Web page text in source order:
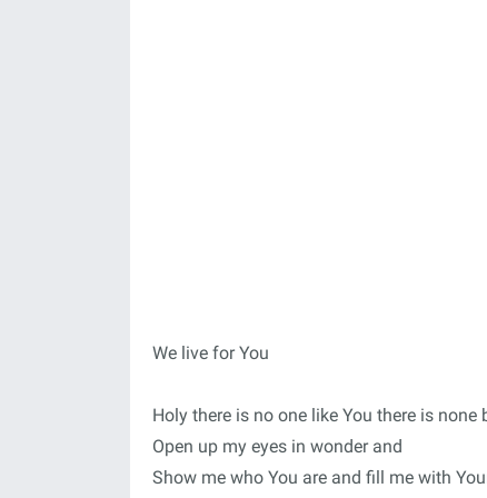
We live for You
Holy there is no one like You there is none
Open up my eyes in wonder and
Show me who You are and fill me with